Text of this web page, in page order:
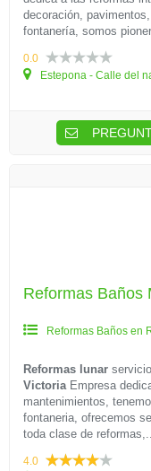
decoración,
fontanería, somos
0.0
Estepona - Calle del
Reformas Baños
Reformas Baños en
Reformas lunar
VictoriaEmpresa
mantenimientos,
fontaneria, ofrecemos
toda clase de
4.0